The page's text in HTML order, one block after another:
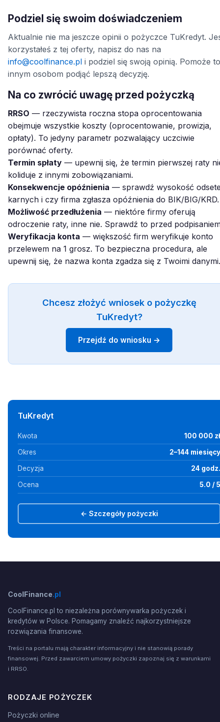
Podziel się swoim doświadczeniem
Aktualnie nie ma jeszcze opinii o pożyczce TuKredyt.
korzystałeś z tej oferty, napisz do nas na
info@coolfinance.pl i podziel się swoją opinią. Pomoże to
innym osobom podjąć lepszą decyzję.
Na co zwrócić uwagę przed pożyczką
RRSO — rzeczywista roczna stopa oprocentowania
obejmuje wszystkie koszty (oprocentowanie, prowizja,
opłaty). To jedyny parametr pozwalający uczciwie
porównać oferty.
Termin spłaty — upewnij się, że termin pierwszej raty
koliduje z innymi zobowiązaniami.
Konsekwencje opóźnienia — sprawdź wysokość
karnych i czy firma zgłasza opóźnienia do BIK/BIG/KRD.
Możliwość przedłużenia — niektóre firmy oferują
odroczenie raty, inne nie. Sprawdź to przed
Weryfikacja konta — większość firm weryfikuje konto
przelewem na 1 grosz. To bezpieczna procedura, ale
upewnij się, że nazwa konta zgadza się z Twoimi danymi.
Chcesz złożyć wniosek o pożyczkę
TuKredyt?
Przejdź do wniosku →
TuKredyt
Kwota 100 000 zł
Okres 2–144 miesięcy
Decyzja 24 godz.
Ocena 5.0 / 5
← Szczegóły pożyczki
CoolFinance.pl
CoolFinance.pl to niezależna porównywarka pożyczek i
kredytów w Polsce. Pomagamy znaleźć najkorzystniejsze
rozwiązania finansowe.
Treści na portalu mają charakter informacyjny i nie stanowią porady
finansowej. Przed zawarciem umowy pożyczki zapoznaj się z warunkami
i RRSO.
RODZAJE POŻYCZEK
Pożyczki online